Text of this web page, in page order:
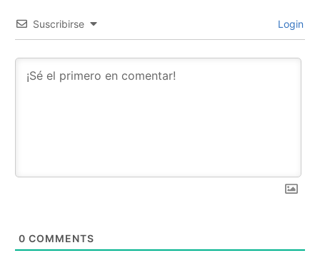
Suscribirse Login
0 COMMENTS